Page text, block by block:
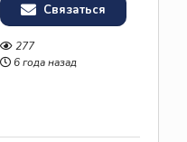
Связаться
277
6 года назад